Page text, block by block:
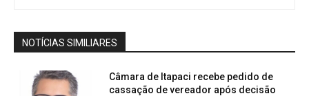
NOTÍCIAS SIMILIARES
Câmara de Itapaci recebe pedido de
cassação de vereador após decisão